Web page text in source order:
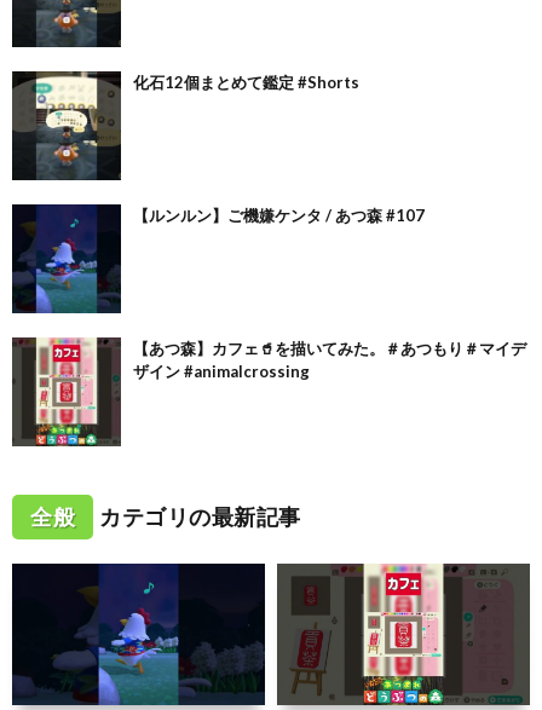
化石12個まとめて鑑定 #Shorts
【ルンルン】ご機嫌ケンタ / あつ森 #107
【あつ森】カフェ🥤を描いてみた。＃あつもり＃マイデ
ザイン #animalcrossing
全般 カテゴリの最新記事